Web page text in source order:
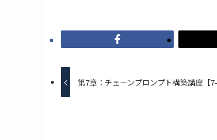
第7章：チェーンプロンプト構築講座【7-